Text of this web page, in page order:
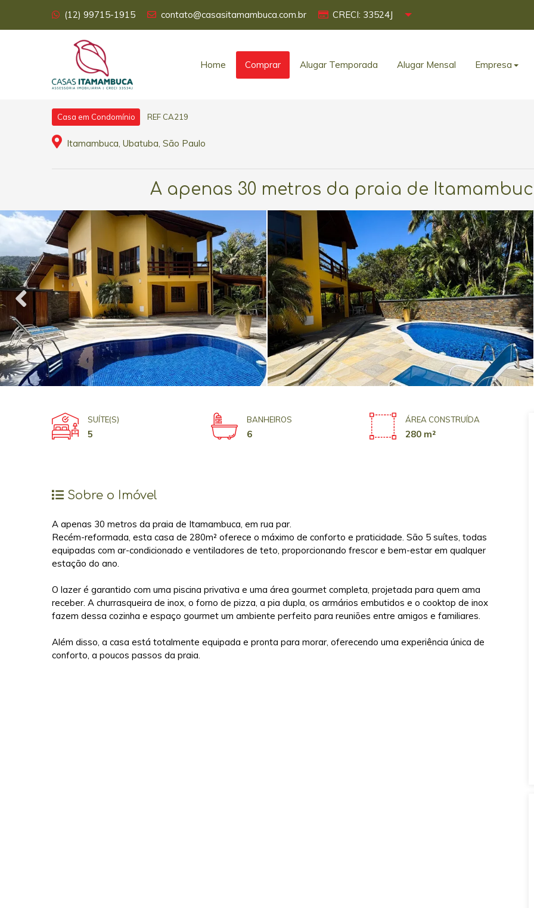
(12) 99715-1915 contato@casasitamambuca.com.br CRECI: 33524J
Home Comprar Alugar Temporada Alugar Mensal Empresa
Casa em Condomínio REF CA219
Itamambuca, Ubatuba, São Paulo
A apenas 30 metros da praia de
SUÍTE(S)
5
BANHEIROS
6
ÁREA CONSTRUÍDA
280 m²
Sobre o Imóvel
A apenas 30 metros da praia de Itamambuca, em rua par.
Recém-reformada, esta casa de 280m² oferece o máximo de conforto e praticidade. São 5 suítes, todas
equipadas com ar-condicionado e ventiladores de teto, proporcionando frescor e bem-estar em qualquer
estação do ano.
O lazer é garantido com uma piscina privativa e uma área gourmet completa, projetada para quem ama
receber. A churrasqueira de inox, o forno de pizza, a pia dupla, os armários embutidos e o cooktop de inox
fazem dessa cozinha e espaço gourmet um ambiente perfeito para reuniões entre amigos e familiares.
Além disso, a casa está totalmente equipada e pronta para morar, oferecendo uma experiência única de
conforto, a poucos passos da praia.